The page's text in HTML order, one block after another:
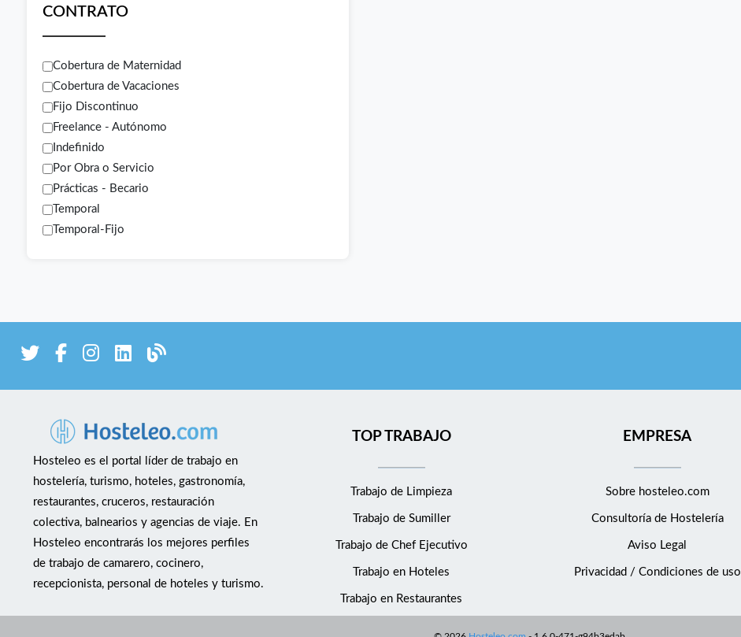
CONTRATO
Cobertura de Maternidad
Cobertura de Vacaciones
Fijo Discontinuo
Freelance - Autónomo
Indefinido
Por Obra o Servicio
Prácticas - Becario
Temporal
Temporal-Fijo
Hosteleo es el portal líder de trabajo en
hostelería, turismo, hoteles, gastronomía,
restaurantes, cruceros, restauración
colectiva, balnearios y agencias de viaje. En
Hosteleo encontrarás los mejores perfiles
de trabajo de camarero, cocinero,
recepcionista, personal de hoteles y turismo.
TOP TRABAJO
Trabajo de Limpieza
Trabajo de Sumiller
Trabajo de Chef Ejecutivo
Trabajo en Hoteles
Trabajo en Restaurantes
EMPRESA
Sobre hosteleo.com
Consultoría de Hostelería
Aviso Legal
Privacidad / Condiciones de uso